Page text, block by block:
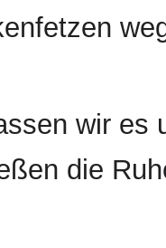
wir es
die